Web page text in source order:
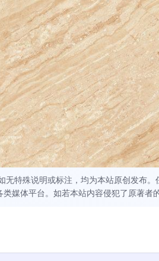
无特殊说明或标注，均为本站原创发布
媒体平台。如若本站内容侵犯了原著者